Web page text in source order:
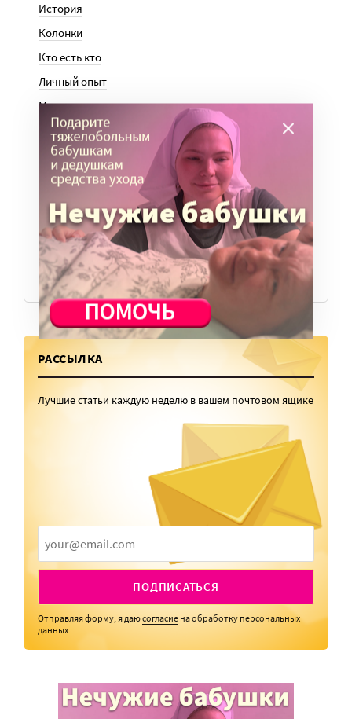
История
Колонки
Кто есть кто
Личный опыт
Медицина
Ноу-хау
Общество
Отдых
Семья
События
ВСЕ СТАТЬИ
РАССЫЛКА
Лучшие статьи каждую неделю в вашем почтовом ящике
ПОДПИСАТЬСЯ
Отправляя форму, я даюсогласие на обработку персональных
данных